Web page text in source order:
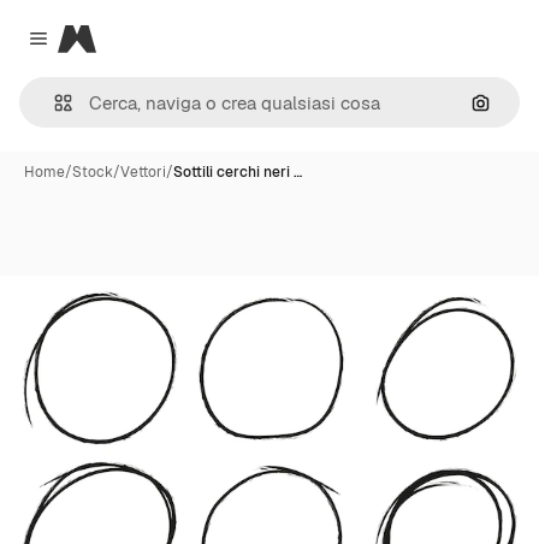
Close menu
Magnific
Cerca
Home/Stock/Vettori/Sottili cerchi neri …